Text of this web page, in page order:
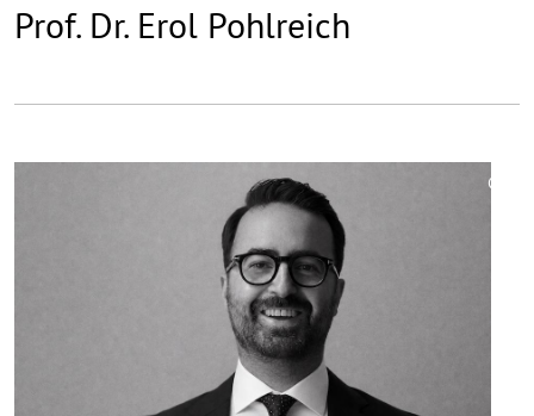
Prof. Dr. Erol Pohlreich
©